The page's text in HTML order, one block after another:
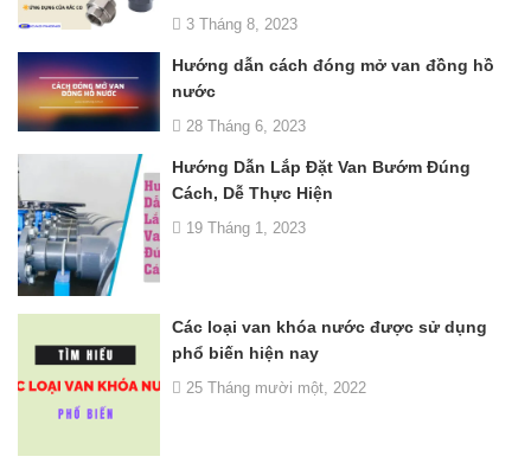
3 Tháng 8, 2023
Hướng dẫn cách đóng mở van đồng hồ
nước
28 Tháng 6, 2023
Hướng Dẫn Lắp Đặt Van Bướm Đúng
Cách, Dễ Thực Hiện
19 Tháng 1, 2023
Các loại van khóa nước được sử dụng
phổ biến hiện nay
25 Tháng mười một, 2022